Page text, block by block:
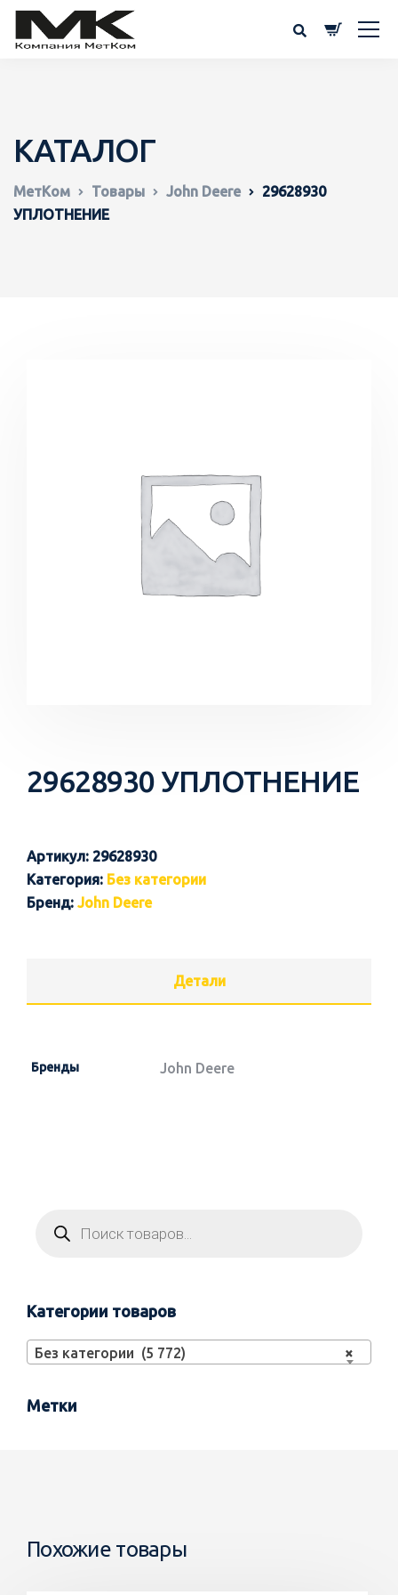
КАТАЛОГ
МетКом Товары John Deere
29628930
УПЛОТНЕНИЕ
29628930 УПЛОТНЕНИЕ
Артикул: 29628930
Категория: Без категории
Бренд: John Deere
Детали
Бренды John Deere
Категории товаров
×
Без категории (5 772)
Метки
Похожие товары